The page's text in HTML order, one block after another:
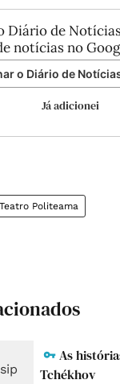
Diário de
notícias no
o Diário de
Já adicionei
Teatro Politeama
As
Tchékhov